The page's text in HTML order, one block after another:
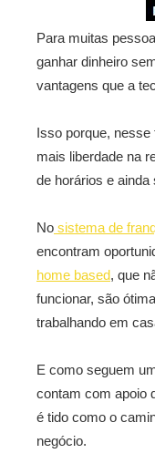
Para muitas
ganhar dinheiro
vantagens que a
Isso porque,
mais liberdade na
de horários e
No sistema de
encontram
home based, que
funcionar, são
trabalhando em
E como seguem
contam com apoio
é tido como o
negócio.